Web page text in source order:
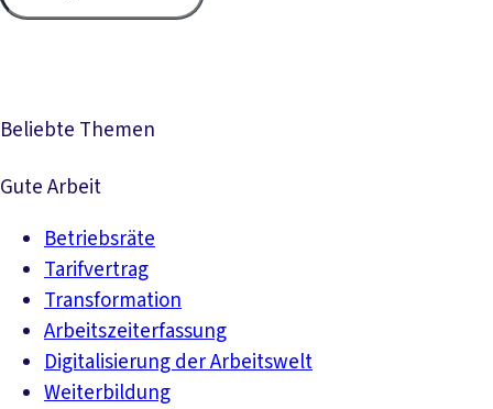
Beliebte Themen
Gute Arbeit
Betriebsräte
Tarifvertrag
Transformation
Arbeitszeiterfassung
Digitalisierung der Arbeitswelt
Weiterbildung